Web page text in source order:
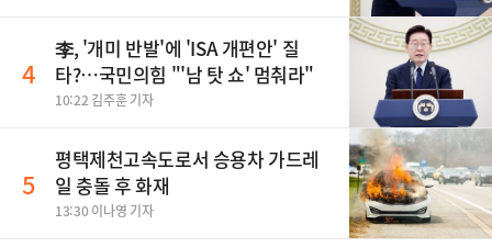
4
李, '개미 반발'에 'ISA 개편안' 질
타?…국민의힘 "'남 탓 쇼' 멈춰라"
10:22 김주훈 기자
5
평택제천고속도로서 승용차 가드레
일 충돌 후 화재
13:30 이나영 기자